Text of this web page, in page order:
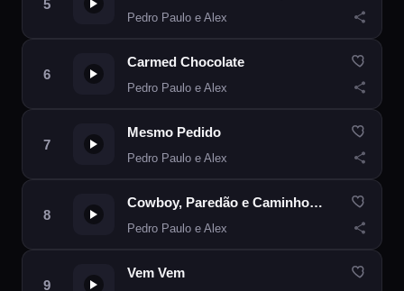
Pedro Paulo e Alex
Carmed Chocolate
Pedro Paulo e Alex
Mesmo Pedido
Pedro Paulo e Alex
Cowboy, Paredão e Caminhonete
Pedro Paulo e Alex
Vem Vem